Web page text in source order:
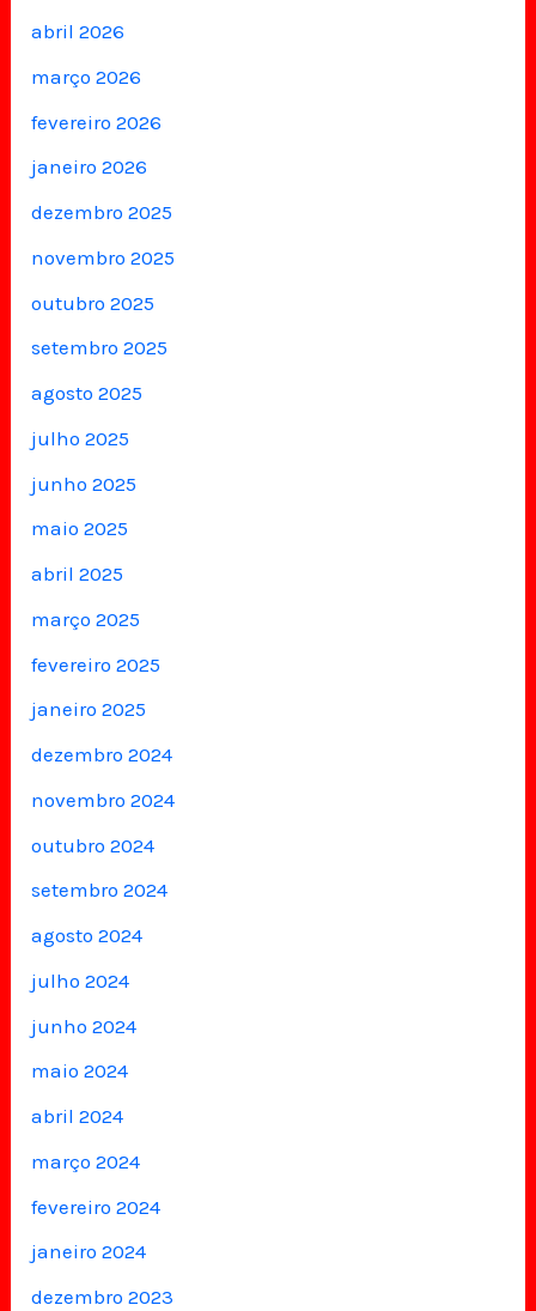
abril 2026
março 2026
fevereiro 2026
janeiro 2026
dezembro 2025
novembro 2025
outubro 2025
setembro 2025
agosto 2025
julho 2025
junho 2025
maio 2025
abril 2025
março 2025
fevereiro 2025
janeiro 2025
dezembro 2024
novembro 2024
outubro 2024
setembro 2024
agosto 2024
julho 2024
junho 2024
maio 2024
abril 2024
março 2024
fevereiro 2024
janeiro 2024
dezembro 2023